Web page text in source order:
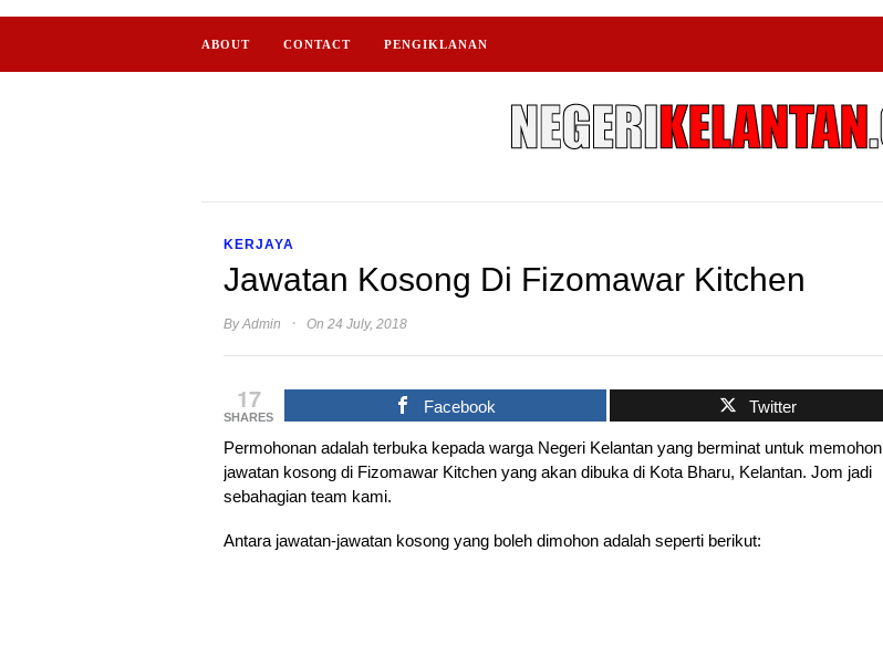
ABOUT CONTACT PENGIKLANAN
KERJAYA
Jawatan Kosong Di Fizomawar Kitchen
ByAdmin · On 24 July, 2018
17
SHARES
Facebook Twitter
Permohonan adalah terbuka kepada warga Negeri Kelantan yang berminat untuk memohon
jawatan kosong di Fizomawar Kitchen yang akan dibuka di Kota Bharu, Kelantan. Jom jadi
sebahagian team kami.
Antara jawatan-jawatan kosong yang boleh dimohon adalah seperti berikut: